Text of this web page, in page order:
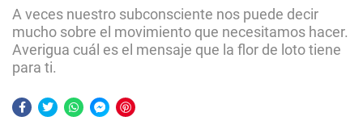
A veces nuestro subconsciente nos puede decir
mucho sobre el movimiento que necesitamos hacer.
Averigua cuál es el mensaje que la flor de loto tiene
para ti.